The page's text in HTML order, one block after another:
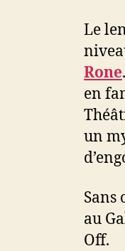
Le
Rone
en
un
Sans
au
Off.